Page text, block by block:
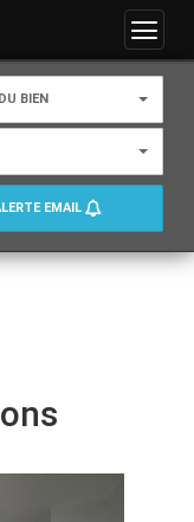
Menu
BIEN
EMAIL